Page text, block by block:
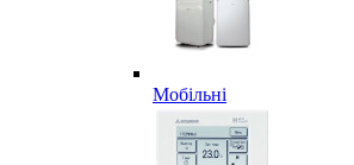
Мобільні